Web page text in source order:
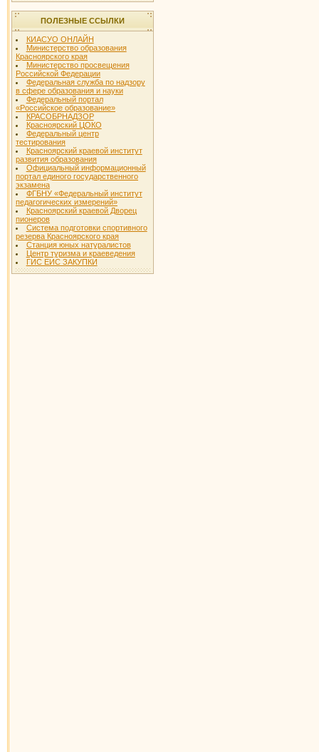
ПОЛЕЗНЫЕ ССЫЛКИ
КИАСУО ОНЛАЙН
Министерство образования
Красноярского края
Министерство просвещения
Российской Федерации
Федеральная служба по надзору
в сфере образования и науки
Федеральный портал
«Российское образование»
КРАСОБРНАДЗОР
Красноярский ЦОКО
Федеральный центр
тестирования
Красноярский краевой институт
развития образования
Официальный информационный
портал единого государственного
экзамена
ФГБНУ «Федеральный институт
педагогических измерений»
Красноярский краевой Дворец
пионеров
Система подготовки спортивного
резерва Красноярского края
Станция юных натуралистов
Центр туризма и краеведения
ГИС ЕИС ЗАКУПКИ